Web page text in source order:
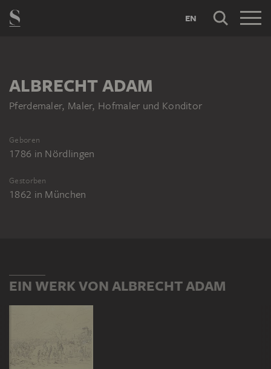
EN
ALBRECHT ADAM
Pferdemaler, Maler, Hofmaler und Konditor
Geboren
1786 in Nördlingen
Gestorben
1862 in München
EIN WERK VON ALBRECHT ADAM